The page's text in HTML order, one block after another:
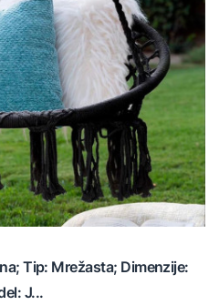
Tip: Mrežasta; Dimenzije:
J...